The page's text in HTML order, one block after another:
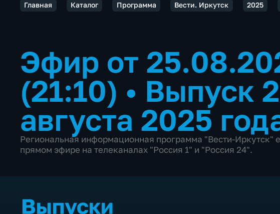
Главная Каталог Программа Вести. Иркутск 2025
Эфир от
(21:10) • Выпуск
августа 2025
Региональная информационная программа "Вести-Иркутск"
прямом эфире на телеканалах "Россия 1" и "Россия 24".
Выпуски